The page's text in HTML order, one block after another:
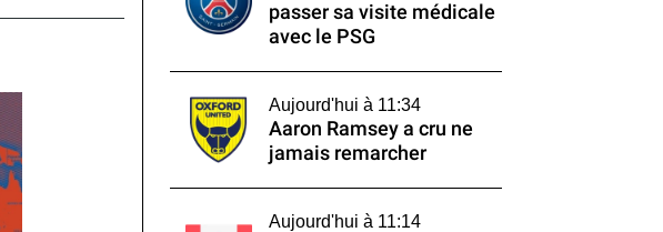
passer sa visite médicale
avec le PSG
Aujourd'hui à 11:34
Aaron Ramsey a cru ne
jamais remarcher
Aujourd'hui à 11:14